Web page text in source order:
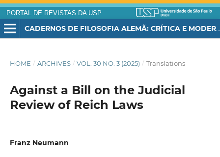
PORTAL DE REVISTAS DA USP
CADERNOS DE FILOSOFIA ALEMÃ: CRÍTICA E MODERNIDADE
HOME / ARCHIVES / VOL. 30 NO. 3 (2025) / Translations
Against a Bill on the Judicial
Review of Reich Laws
Franz Neumann